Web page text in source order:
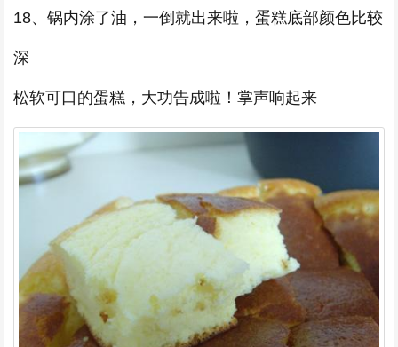
18、锅内涂了油，一倒就出来啦，蛋糕底部颜色比较
深
松软可口的蛋糕，大功告成啦！掌声响起来